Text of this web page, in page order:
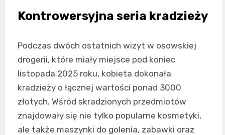
Kontrowersyjna seria kradzieży
Podczas dwóch ostatnich wizyt w osowskiej
drogerii, które miały miejsce pod koniec
listopada 2025 roku, kobieta dokonała
kradzieży o łącznej wartości ponad 3000
złotych. Wśród skradzionych przedmiotów
znajdowały się nie tylko popularne kosmetyki,
ale także maszynki do golenia, zabawki oraz